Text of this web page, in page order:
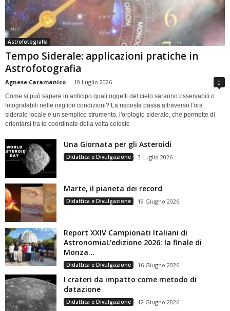
Astrofotografia
Tempo Siderale: applicazioni pratiche in
Astrofotografia
Agnese Caramanico - 10 Luglio 2026 0
Come si può sapere in anticipo quali oggetti del cielo saranno osservabili o
fotografabili nelle migliori condizioni? La risposta passa attraverso l'ora
siderale locale e un semplice strumento, l'orologio siderale, che permette di
orientarsi tra le coordinate della volta celeste
Una Giornata per gli Asteroidi
Didattica e Divulgazione 3 Luglio 2026
Marte, il pianeta dei record
Didattica e Divulgazione 19 Giugno 2026
Report XXIV Campionati Italiani di
AstronomiaL'edizione 2026: la finale di
Monza...
Didattica e Divulgazione 16 Giugno 2026
I crateri da impatto come metodo di
datazione
Didattica e Divulgazione 12 Giugno 2026